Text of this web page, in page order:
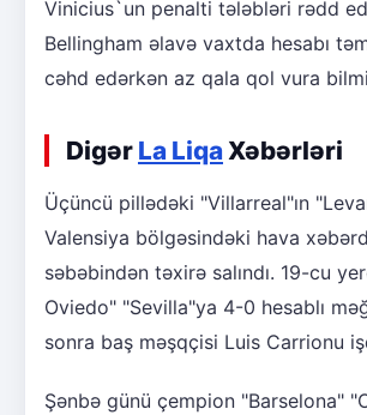
Vinicius`un penalti tələbləri rədd
Bellingham əlavə vaxtda hesabı
cəhd edərkən az qala qol vura
Digər La LiqaXəbərləri
Üçüncü pillədəki "Villarreal"ın
Valensiya bölgəsindəki hava
səbəbindən təxirə salındı. 19-cu
Oviedo" "Sevilla"ya 4-0 hesablı
sonra baş məşqçisi Luis Carrionu
Şənbə günü çempion "Barselona"